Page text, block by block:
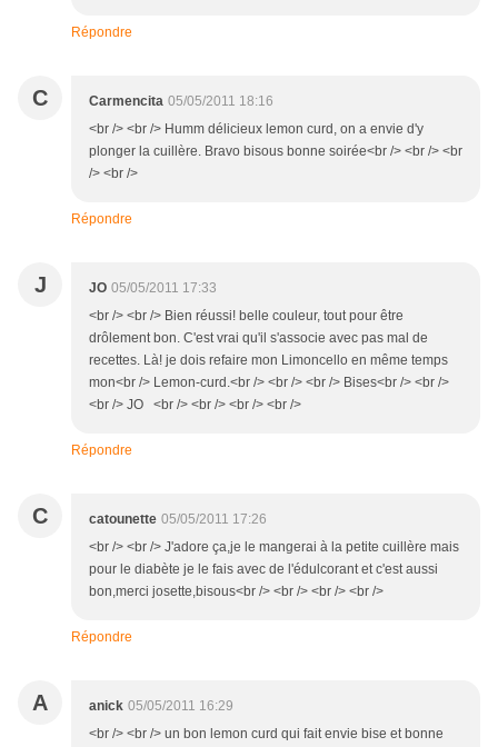
Répondre
C Carmencita 05/05/2011 18:16
<br /> <br /> Humm délicieux lemon curd, on a envie d'y
plonger la cuillère. Bravo bisous bonne soirée<br /> <br /> <br
/> <br />
Répondre
J JO 05/05/2011 17:33
<br /> <br /> Bien réussi! belle couleur, tout pour être
drôlement bon. C'est vrai qu'il s'associe avec pas mal de
recettes. Là! je dois refaire mon Limoncello en même temps
mon<br /> Lemon-curd.<br /> <br /> <br /> Bises<br /> <br />
<br /> JO <br /> <br /> <br /> <br />
Répondre
C catounette 05/05/2011 17:26
<br /> <br /> J'adore ça,je le mangerai à la petite cuillère mais
pour le diabète je le fais avec de l'édulcorant et c'est aussi
bon,merci josette,bisous<br /> <br /> <br /> <br />
Répondre
A anick 05/05/2011 16:29
<br /> <br /> un bon lemon curd qui fait envie bise et bonne